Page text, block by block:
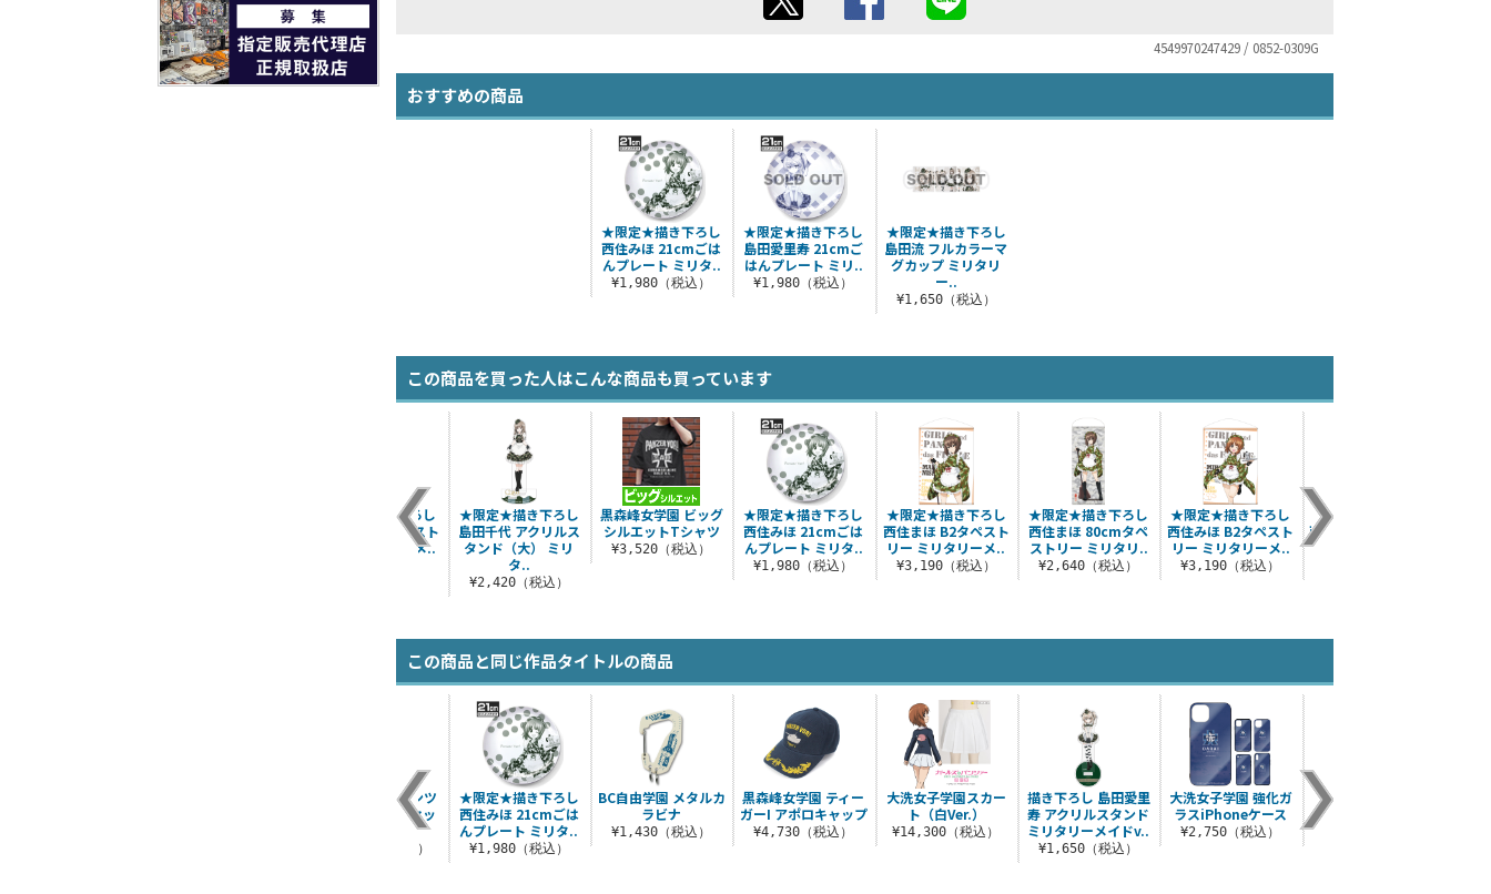
4549970247429 / 0852-0309G
おすすめの商品
★限定★描き下ろし
島田愛里寿 21cmご
はんプレート ミリ..
¥1,980（税込）
★限定★描き下ろし
島田流 フルカラーマ
グカップ ミリタリ
ー..
¥1,650（税込）
★限定★描き下ろし
西住みほ 21cmごは
んプレート ミリタ..
¥1,980（税込）
この商品を買った人はこんな商品も買っています
★限定★描き下ろし
西住みほ 21cmごは
んプレート ミリタ..
¥1,980（税込）
★限定★描き下ろし
西住まほ B2タペスト
リー ミリタリーメ..
¥3,190（税込）
★限定★描き下ろし
西住まほ 80cmタペ
ストリー ミリタリ..
¥2,640（税込）
★限定★描き下ろし
西住みほ B2タペスト
リー ミリタリーメ..
¥3,190（税込）
★限定★描き下ろし
西住みほ 120cmタペ
★限定★描き下ろし
西住しほ B2タペスト
リー ミリタリーメ..
★限定★描き下ろし
島田千代 アクリルス
タンド（大） ミリ
タ..
¥2,420（税込）
黒森峰女学園 ビッグ
シルエットTシャツ
¥3,520（税込）
この商品と同じ作品タイトルの商品
黒森峰女学園 ティー
ガーI アポロキャップ
¥4,730（税込）
大洗女子学園スカー
ト（白Ver.）
¥14,300（税込）
描き下ろし 島田愛里
寿 アクリルスタンド
ミリタリーメイドv..
¥1,650（税込）
大洗女子学園 強化ガ
ラスiPhoneケース
¥2,750（税込）
アンツィオ高校女子
制服 ブラウスセット
黒森峰女学園パンツ
ァージャケットセッ
¥44,000（税込）
★限定★描き下ろし
西住みほ 21cmごは
んプレート ミリタ..
¥1,980（税込）
BC自由学園 メタルカ
ラビナ
¥1,430（税込）